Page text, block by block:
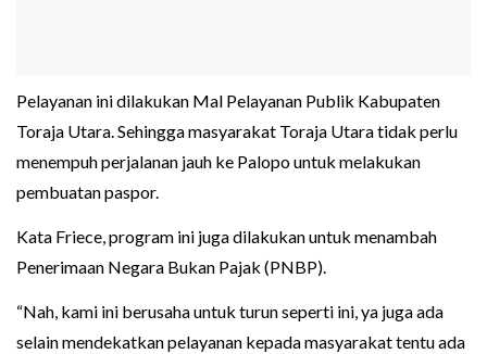
Pelayanan ini dilakukan Mal Pelayanan Publik Kabupaten
Toraja Utara. Sehingga masyarakat Toraja Utara tidak perlu
menempuh perjalanan jauh ke Palopo untuk melakukan
pembuatan paspor.
Kata Friece, program ini juga dilakukan untuk menambah
Penerimaan Negara Bukan Pajak (PNBP).
“Nah, kami ini berusaha untuk turun seperti ini, ya juga ada
selain mendekatkan pelayanan kepada masyarakat tentu ada